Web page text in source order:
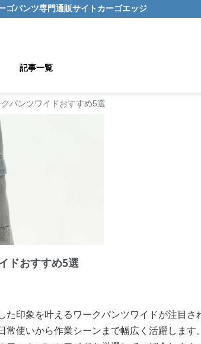
ゴパンツ専門通販サイト カーゴエッジ
記事一覧
パンツワイドおすすめ5選
ドおすすめ5選
た印象を叶えるワークパンツワイドが注目さ
使いから作業シーンまで幅広く活躍します